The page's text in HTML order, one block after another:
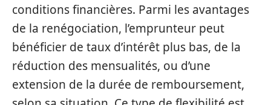
conditions financières. Parmi les avantages
de la renégociation, l’emprunteur peut
bénéficier de taux d’intérêt plus bas, de la
réduction des mensualités, ou d’une
extension de la durée de remboursement,